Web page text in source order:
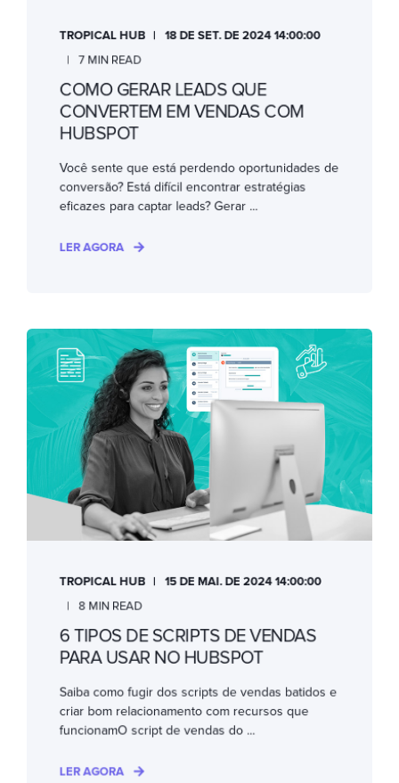
TROPICAL HUB
18 DE SET. DE 2024 14:00:00
7 MIN READ
COMO GERAR LEADS QUE
CONVERTEM EM VENDAS COM
HUBSPOT
Você sente que está perdendo oportunidades de
conversão? Está difícil encontrar estratégias
eficazes para captar leads? Gerar ...
LER AGORA
TROPICAL HUB
15 DE MAI. DE 2024 14:00:00
8 MIN READ
6 TIPOS DE SCRIPTS DE VENDAS
PARA USAR NO HUBSPOT
Saiba como fugir dos scripts de vendas batidos e
criar bom relacionamento com recursos que
funcionamO script de vendas do ...
LER AGORA